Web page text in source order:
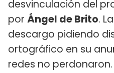
desvinculación del
por Ángel de Brito.
descargo pidiendo
ortográfico en su
redes no perdonaron.